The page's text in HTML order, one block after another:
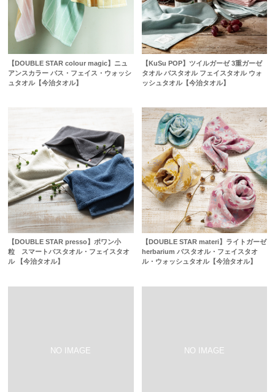
【DOUBLE STAR colour magic】ニュ
アンスカラー バス・フェイス・ウォッシ
ュタオル【今治タオル】
【KuSu POP】ツイルガーゼ 3重ガーゼ
タオル バスタオル フェイスタオル ウォ
ッシュタオル【今治タオル】
【DOUBLE STAR presso】ポワン小
粒 スマートバスタオル・フェイスタオ
ル 【今治タオル】
【DOUBLE STAR materi】ライトガーゼ
herbarium バスタオル・フェイスタオ
ル・ウォッシュタオル【今治タオル】